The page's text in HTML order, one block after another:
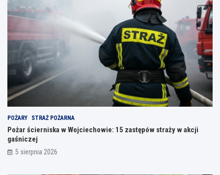
POŻARY STRAŻ POŻARNA
Pożar ścierniska w Wojciechowie: 15 zastępów straży w akcji
gaśniczej
5 sierpnia 2026